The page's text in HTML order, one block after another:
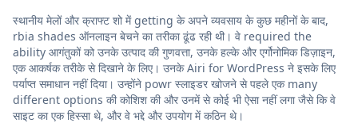
स्थानीय मेलों और क्राफ्ट शो में getting के अपने व्यवसाय के कुछ महीनों के बाद,
rbia shades ऑनलाइन बेचने का तरीका ढूंढ रही थी। वे required the
ability आगंतुकों को उनके उत्पाद की गुणवत्ता, उनके हल्के और एर्गोनोमिक डिज़ाइन,
एक आकर्षक तरीके से दिखाने के लिए। उनके Airi for WordPress ने इसके लिए
पर्याप्त समाधान नहीं दिया। उन्होंने powr स्लाइडर खोजने से पहले एक many
different options की कोशिश की और उनमें से कोई भी ऐसा नहीं लगा जैसे कि वे
साइट का एक हिस्सा थे, और वे भद्दे और उपयोग में कठिन थे।